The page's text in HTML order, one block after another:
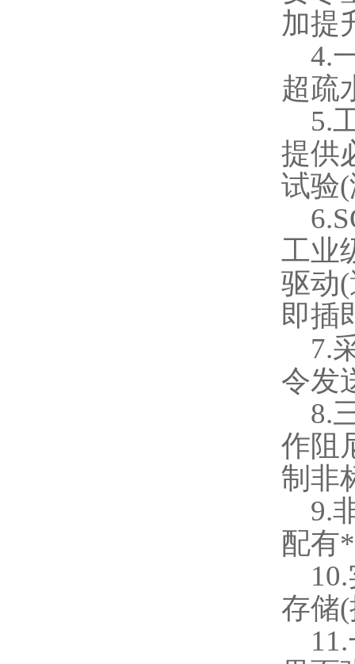
加提
4.
超疏
5.
提供
试验(
工业
驱动(
即插
7.
令发
8.
作阻
制非
9.
配有
10.
存储(
11.